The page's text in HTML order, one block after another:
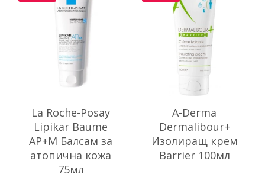
La Roche-Posay
Lipikar Baume
AP+M Балсам за
атопична кожа
75мл
A-Derma
Dermalibour+
Изолиращ крем
Barrier 100мл